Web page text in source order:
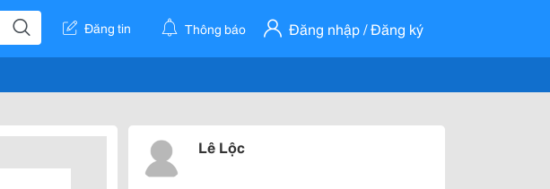
Đăng tin Thông báo Đăng nhập / Đăng ký
Lê Lộc